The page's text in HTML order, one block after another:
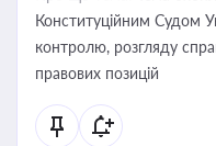
Конституційним Судом
контролю, розгляду
правових позицій